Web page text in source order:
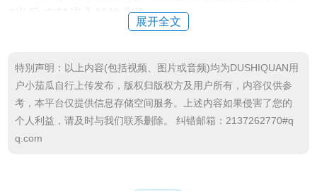
0米后,右转进入解放北路
20米后,朝解放北路/流花路/大北立交/S41方向,靠左
4、继续沿解放北路行驶1.6公里,朝花都/广园路/机
场高速方向,靠左
5、继续沿解放北路行驶750米,朝三元里大道/S41/
展开全文
特别声明：以上内容(包括视频、图片或音频)均为DUSHIQUAN用
户小茄瓜自行上传发布，版权归版权方及用户所有，内容仅供参
考，本平台仅提供信息存储空间服务。上述内容如果侵害了您的
个人利益，请及时与我们联系删除。 纠错邮箱：2137262770#q
q.com